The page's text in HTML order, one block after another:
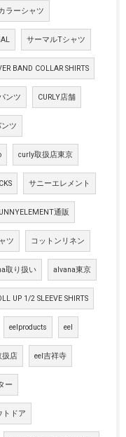
ラーシャツ
サーマルTシャツ
BAND COLLAR SHIRTS
ンツ CURLY店舗
ツ
curly取扱店東京
サニーエレメント
通販
ツ コットンリネン
取り扱い alvana東京
UP 1/2 SLEEVE SHIRTS
eelproducts eel
扱店 eel吉祥寺
ー
トドア